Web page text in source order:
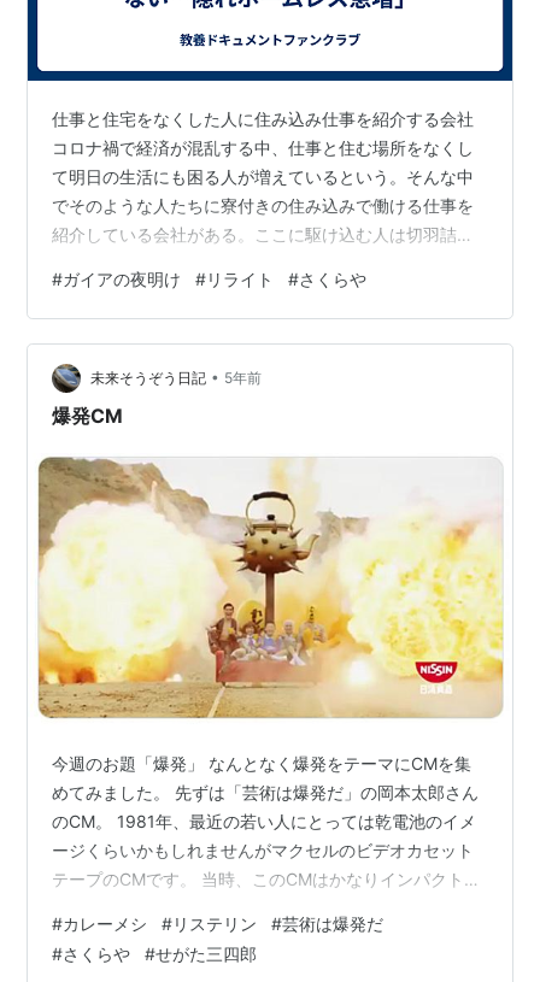
仕事と住宅をなくした人に住み込み仕事を紹介する会社
コロナ禍で経済が混乱する中、仕事と住む場所をなくし
て明日の生活にも困る人が増えているという。そんな中
でそのような人たちに寮付きの住み込みで働ける仕事を
紹介している会社がある。ここに駆け込む人は切羽詰ま
う。またネカフェなどに住み着いている隠れホームレス
はさらに実態が見えないという。 この会社リライトを設
立したのは28才の市川加奈氏。東京の辺境部の出身とい
う彼女は、東京で住むところにさえ困る人がいる人を目
の当たりにして衝撃を受けたという。また仕事がなくて
#ガイアの夜明け #リライト #さくらや
未来そうぞう日記 • 5年前
爆発CM
今週のお題「爆発」 なんとなく爆発をテーマにCMを集
めてみました。 先ずは「芸術は爆発だ」の岡本太郎さん
のCM。 1981年、最近の若い人にとっては乾電池のイメ
ージくらいかもしれませんがマクセルのビデオカセット
テープのCMです。 当時、このCMはかなりインパクトが
今でも使われる名言です。美術の時間、作品に行き詰っ
たとき、グチャグチャと描いて「芸術は爆発だ」の一言
#カレーメシ #リステリン #芸術は爆発だ
#さくらや #せがた三四郎